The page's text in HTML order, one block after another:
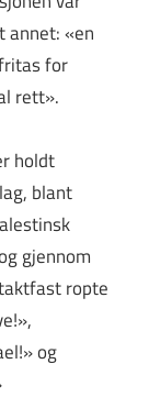
annet: «en
for
rett».
holdt
blant
gjennom
ropte
og